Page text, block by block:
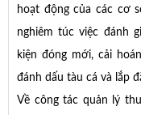
hoạt động của các cơ
nghiêm túc việc đánh
kiện đóng mới, cải
đánh dấu tàu cá và lắp
Về công tác quản lý